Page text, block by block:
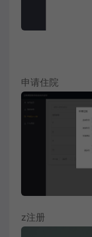
申请住院
z注册